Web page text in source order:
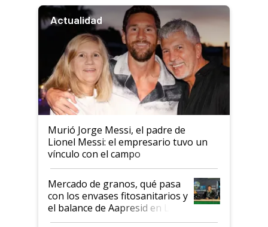
Actualidad
Murió Jorge Messi, el padre de
Lionel Messi: el empresario tuvo un
vínculo con el campo
Mercado de granos, qué pasa
con los envases fitosanitarios y
el balance de Aapresid en La
Posta